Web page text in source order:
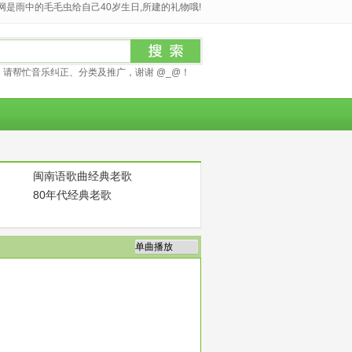
是雨中的毛毛虫给自己40岁生日,所建的礼物哦!
帮忙音乐纠正、分类及推广，谢谢 @_@！
闽南语歌曲经典老歌
80年代经典老歌